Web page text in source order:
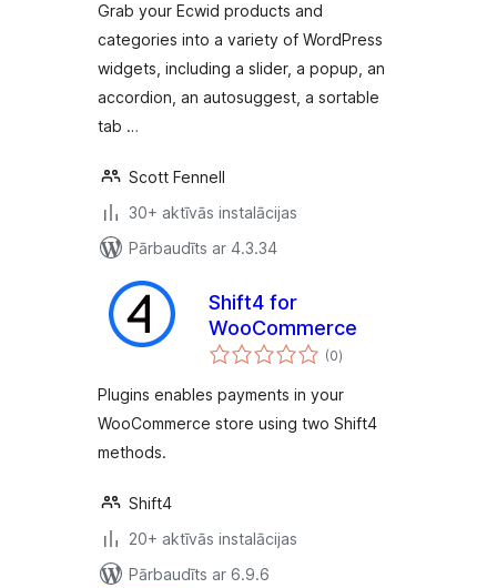
Grab your Ecwid products and
categories into a variety of WordPress
widgets, including a slider, a popup, an
accordion, an autosuggest, a sortable
tab …
Scott Fennell
30+ aktīvās instalācijas
Pārbaudīts ar 4.3.34
Shift4 for
WooCommerce
(0vērtējumu
kopsumma
)
Plugins enables payments in your
WooCommerce store using two Shift4
methods.
Shift4
20+ aktīvās instalācijas
Pārbaudīts ar 6.9.6